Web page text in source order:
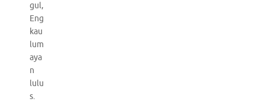
gul,
Eng
kau
lum
aya
n
lulu
s.